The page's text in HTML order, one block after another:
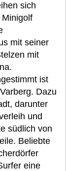
sich
mit seiner
mit
ist
Dazu
darunter
und
südlich von
Beliebte
eine